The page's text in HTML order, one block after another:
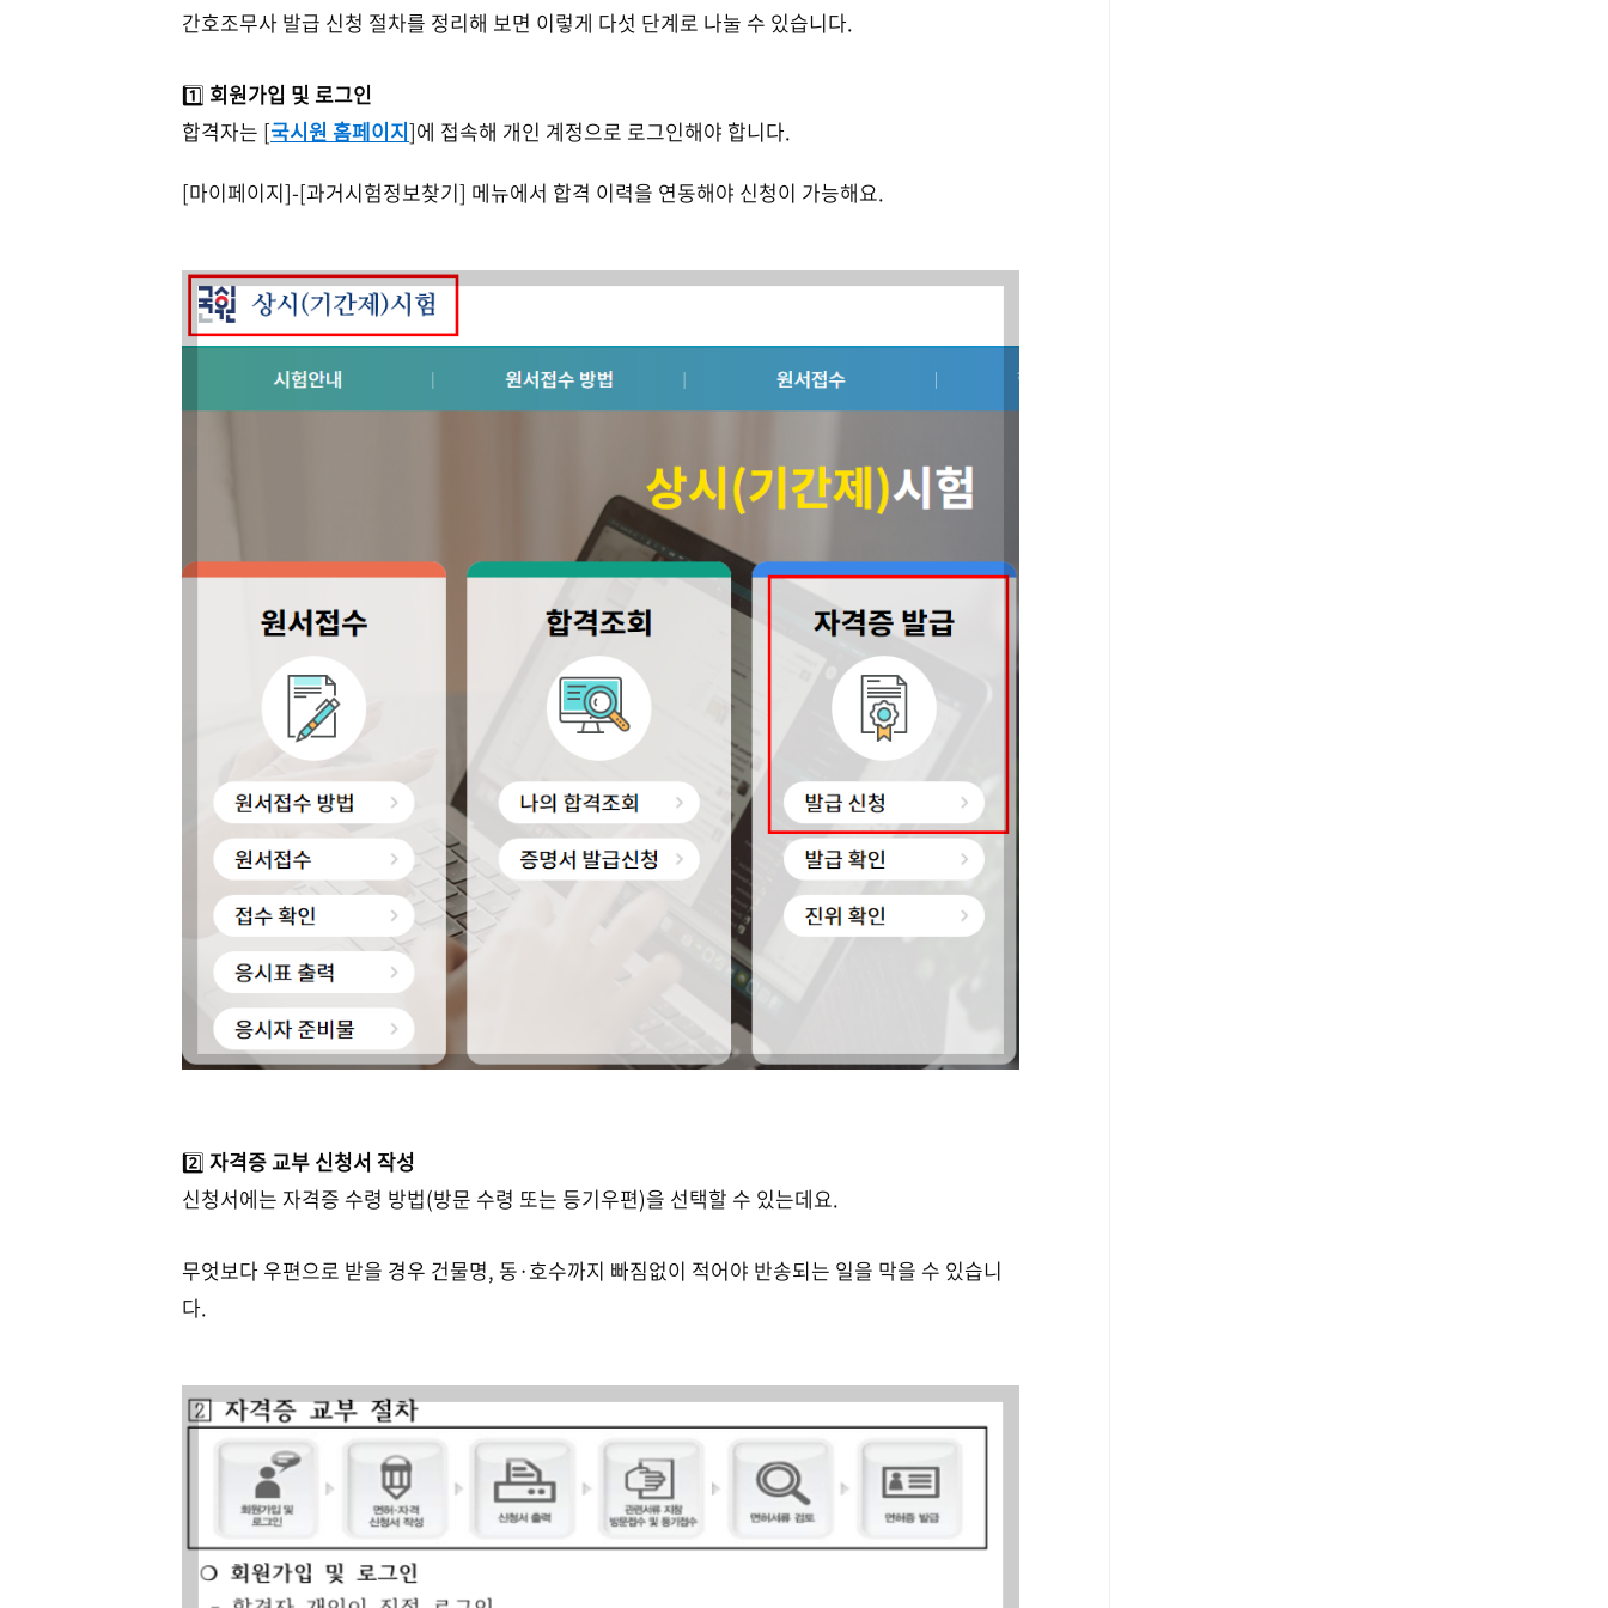
간호조무사 발급 신청 절차를 정리해 보면 이렇게 다섯 단계로 나눌 수 있습니다.
1️⃣ 회원가입 및 로그인
합격자는 [국시원 홈페이지]에 접속해 개인 계정으로 로그인해야 합니다.
[마이페이지]-[과거시험정보찾기] 메뉴에서 합격 이력을 연동해야 신청이 가능해요.
2️⃣ 자격증 교부 신청서 작성
신청서에는 자격증 수령 방법(방문 수령 또는 등기우편)을 선택할 수 있는데요.
무엇보다 우편으로 받을 경우 건물명, 동·호수까지 빠짐없이 적어야 반송되는 일을 막을 수 있습니
다.